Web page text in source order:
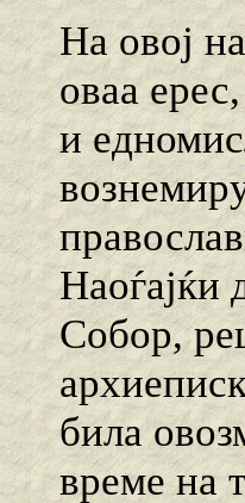
На овој
оваа
и
Наоѓајќи
Собор,
била
време на